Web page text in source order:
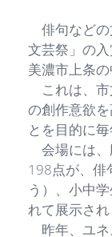
俳句などの
文芸祭」の
美濃市上条
これは、市
の創作意欲
とを目的に
会場には、
198点が、俳
う）、小中
れて展示され
昨年、ユネ